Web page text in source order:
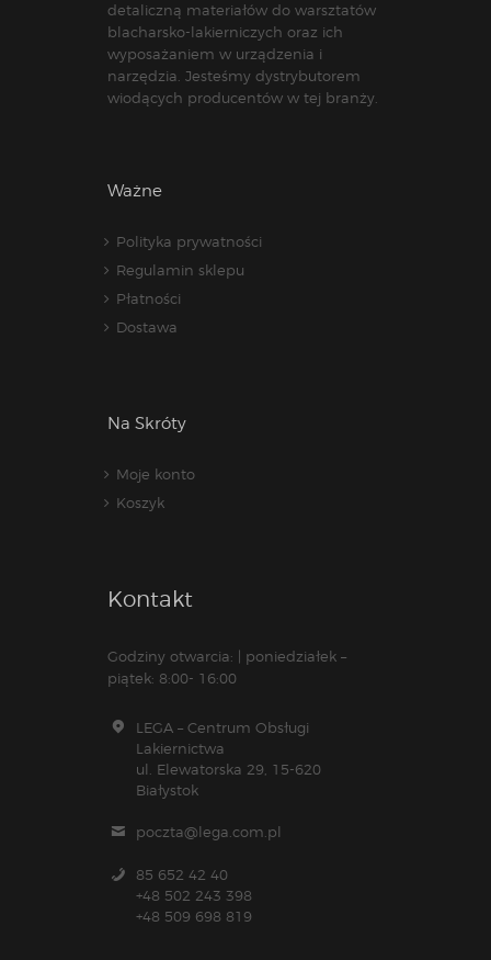
detaliczną materiałów do warsztatów
blacharsko-lakierniczych oraz ich
wyposażaniem w urządzenia i
narzędzia. Jesteśmy dystrybutorem
wiodących producentów w tej branży.
Ważne
Polityka prywatności
Regulamin sklepu
Płatności
Dostawa
Na Skróty
Moje konto
Koszyk
Kontakt
Godziny otwarcia: | poniedziałek –
piątek: 8:00- 16:00
LEGA – Centrum Obsługi
Lakiernictwa
ul. Elewatorska 29, 15-620
Białystok
poczta@lega.com.pl
85 652 42 40
+48 502 243 398
+48 509 698 819